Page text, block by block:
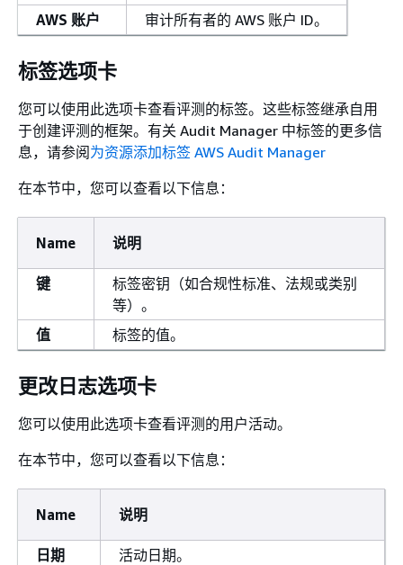
AWS 账户
审计所有者的 AWS 账户 ID。
标签选项卡
您可以使用此选项卡查看评测的标签。这些标签继承自用
于创建评测的框架。有关 Audit Manager 中标签的更多信
息，请参阅为资源添加标签 AWS Audit Manager
在本节中，您可以查看以下信息：
Name 说明
键
标签密钥（如合规性标准、法规或类别
等）。
值
标签的值。
更改日志选项卡
您可以使用此选项卡查看评测的用户活动。
在本节中，您可以查看以下信息：
Name 说明
日期
活动日期。